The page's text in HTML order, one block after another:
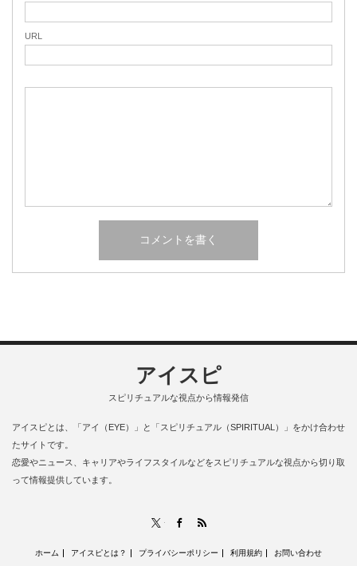
URL
アイスピ
スピリチュアルな視点から情報発信
アイスピとは、「アイ（EYE）」と「スピリチュアル（SPIRITUAL）」をかけ合わせ
たサイトです。
恋愛やニュース、キャリアやライフスタイルなどをスピリチュアルな視点から切り取
って情報提供しています。
X Facebook
ホーム アイスピとは？ プライバシーポリシー 利用規約 お問い合わせ